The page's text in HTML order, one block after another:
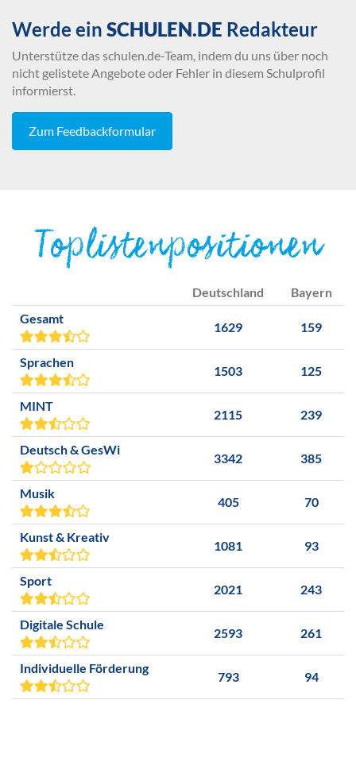
Werde ein SCHULEN.DE Redakteur
Unterstütze das schulen.de-Team, indem du uns über noch
nicht gelistete Angebote oder Fehler in diesem Schulprofil
informierst.
Zum Feedbackformular
Toplistenpositionen
Deutschland
Bayern
Gesamt
1629 159
Sprachen
1503 125
MINT
2115 239
Deutsch & GesWi
3342 385
Musik
405 70
Kunst & Kreativ
1081 93
Sport
2021 243
Digitale Schule
2593 261
Individuelle Förderung
793 94